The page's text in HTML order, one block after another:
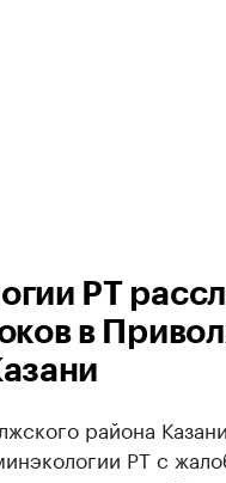
РТ
в
района Казани
РТ с